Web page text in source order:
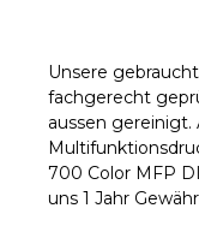
Unsere
fachgerecht
aussen
700 Color MFP
uns 1 Jahr